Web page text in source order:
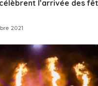
l’arrivée des
2021